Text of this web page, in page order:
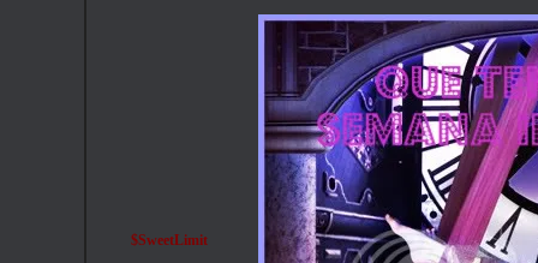
$SweetLimit